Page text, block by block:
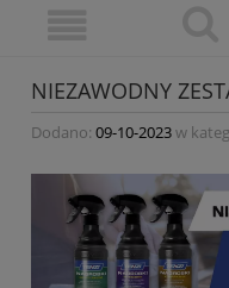
NIEZAWODNY
Dodano: 09-10-2023w